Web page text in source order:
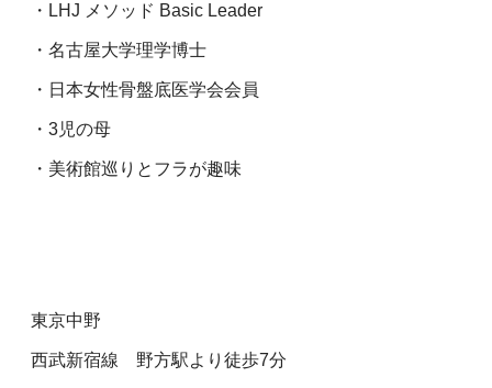
・LHJ メソッド Basic Leader
・名古屋大学理学博士
・日本女性骨盤底医学会会員
・3児の母
・美術館巡りとフラが趣味
東京中野
西武新宿線 野方駅より徒歩7分